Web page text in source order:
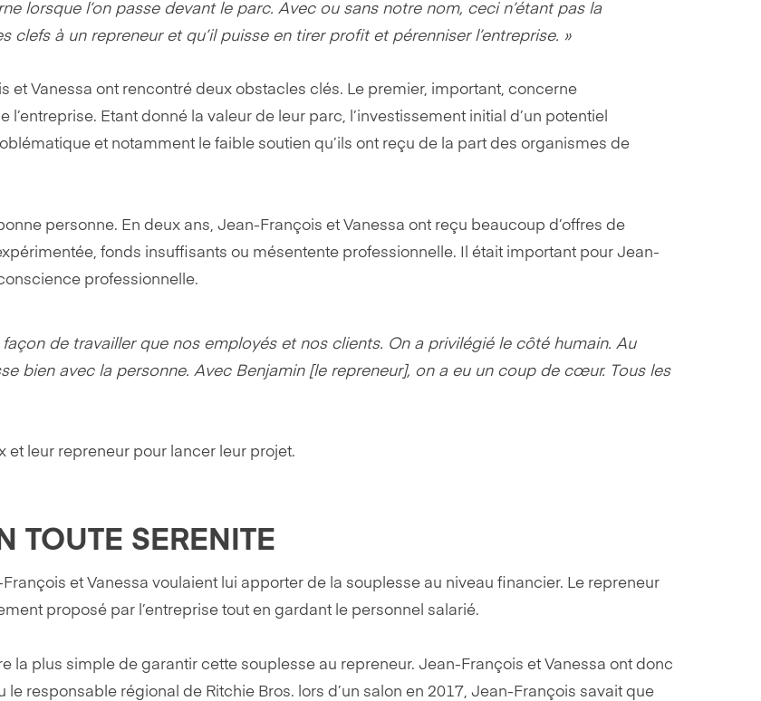
lorsque l’on passe devant le parc. Avec ou sans notre nom, ceci n’étant pas la
à un repreneur et qu’il puisse en tirer profit et pérenniser l’entreprise. »
et Vanessa ont rencontré deux obstacles clés. Le premier, important, concerne
Etant donné la valeur de leur parc, l’investissement initial d’un potentiel
et notamment le faible soutien qu’ils ont reçu de la part des organismes de
personne. En deux ans, Jean-François et Vanessa ont reçu beaucoup d’offres de
fonds insuffisants ou mésentente professionnelle. Il était important pour Jean-
professionnelle.
de travailler que nos employés et nos clients. On a privilégié le côté humain. Au
bien avec la personne. Avec Benjamin [le repreneur], on a eu un coup de cœur. Tous les
et leur repreneur pour lancer leur projet.
TOUTE SERENITE
et Vanessa voulaient lui apporter de la souplesse au niveau financier. Le repreneur
proposé par l’entreprise tout en gardant le personnel salarié.
la plus simple de garantir cette souplesse au repreneur. Jean-François et Vanessa ont donc
le responsable régional de Ritchie Bros. lors d’un salon en 2017, Jean-François savait que